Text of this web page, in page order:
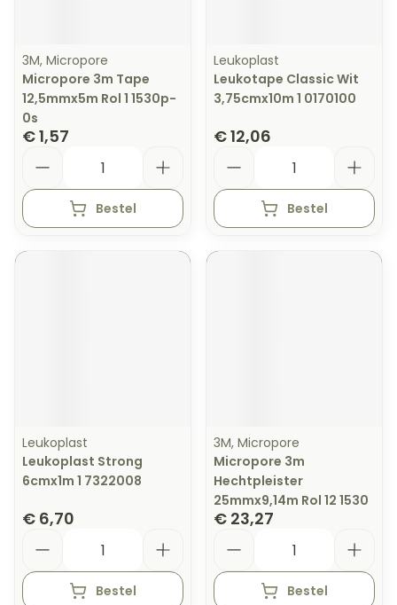
3M, Micropore
Micropore 3m Tape
12,5mmx5m Rol 1 1530p-
0s
€ 1,57
Bestel
Leukoplast
Leukotape Classic Wit
3,75cmx10m 1 0170100
€ 12,06
Bestel
Leukoplast
Leukoplast Strong
6cmx1m 1 7322008
€ 6,70
Bestel
3M, Micropore
Micropore 3m
Hechtpleister
25mmx9,14m Rol 12 1530
€ 23,27
Bestel